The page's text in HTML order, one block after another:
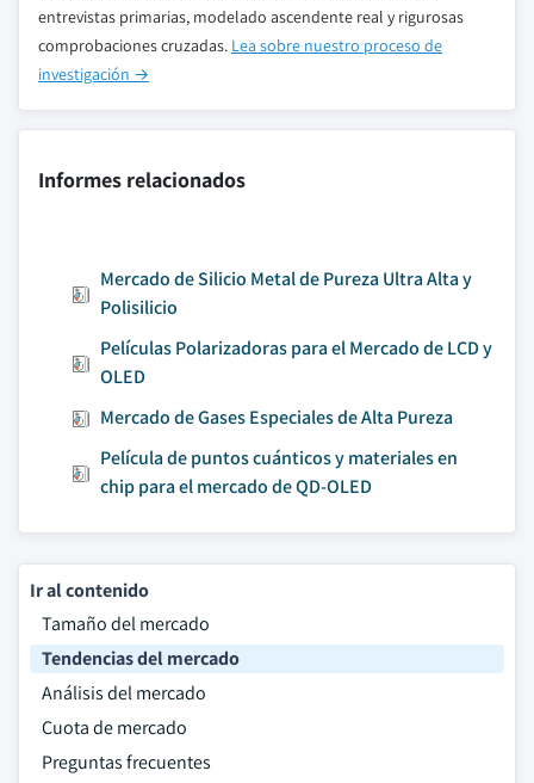
entrevistas primarias, modelado ascendente real y rigurosas
comprobaciones cruzadas. Lea sobre nuestro proceso de
investigación →
Informes relacionados
Mercado de Silicio Metal de Pureza Ultra Alta y
Polisilicio
Películas Polarizadoras para el Mercado de LCD y
OLED
Mercado de Gases Especiales de Alta Pureza
Película de puntos cuánticos y materiales en
chip para el mercado de QD-OLED
Ir al contenido
Tamaño del mercado
Tendencias del mercado
Análisis del mercado
Cuota de mercado
Preguntas frecuentes